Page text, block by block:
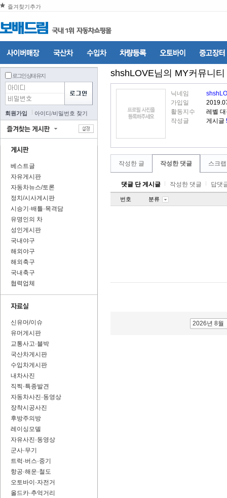
즐겨찾기추가
로그인 상태 유지
회원가입 아이디/비밀번호 찾기
베스트글
자유게시판
자동차뉴스/토론
정치/시사게시판
시승기·배틀·목격담
유명인의 차
성인게시판
국내야구
해외야구
해외축구
국내축구
협력업체
신유머/이슈
유머게시판
교통사고·블박
국산차게시판
수입차게시판
내차사진
직찍·특종발견
자동차사진·동영상
장착시공사진
후방주의방
레이싱모델
자유사진·동영상
군사·무기
트럭·버스·중기
항공·해운·철도
오토바이·자전거
올드카·추억거리
shshLOVE님의 MY커뮤니티
닉네임
가입일
활동지수
레벨
작성글
게시글
작성한 글 작성한 댓글 스크
댓글 단 게시글 작성한 댓글 답댓
번호 분류
2026년 8월